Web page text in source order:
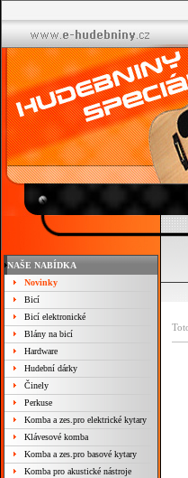
NAŠE NABÍDKA
Novinky
Bicí
Bicí elektronické
Blány na bicí
Hardware
Hudební dárky
Činely
Perkuse
Komba a zes.pro elektrické kytary
Klávesové komba
Komba a zes.pro basové kytary
Komba pro akustické nástroje